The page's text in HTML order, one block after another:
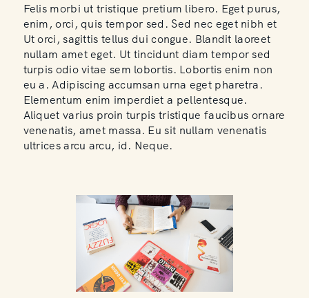
Felis morbi ut tristique pretium libero. Eget purus,
enim, orci, quis tempor sed. Sed nec eget nibh et
Ut orci, sagittis tellus dui congue. Blandit laoreet
nullam amet eget. Ut tincidunt diam tempor sed
turpis odio vitae sem lobortis. Lobortis enim non
eu a. Adipiscing accumsan urna eget pharetra.
Elementum enim imperdiet a pellentesque.
Aliquet varius proin turpis tristique faucibus ornare
venenatis, amet massa. Eu sit nullam venenatis
ultrices arcu arcu, id. Neque.